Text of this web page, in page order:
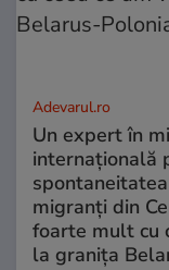
Adevarul.ro
Un expert în
internațională
migranți din
foarte mult cu
la granița